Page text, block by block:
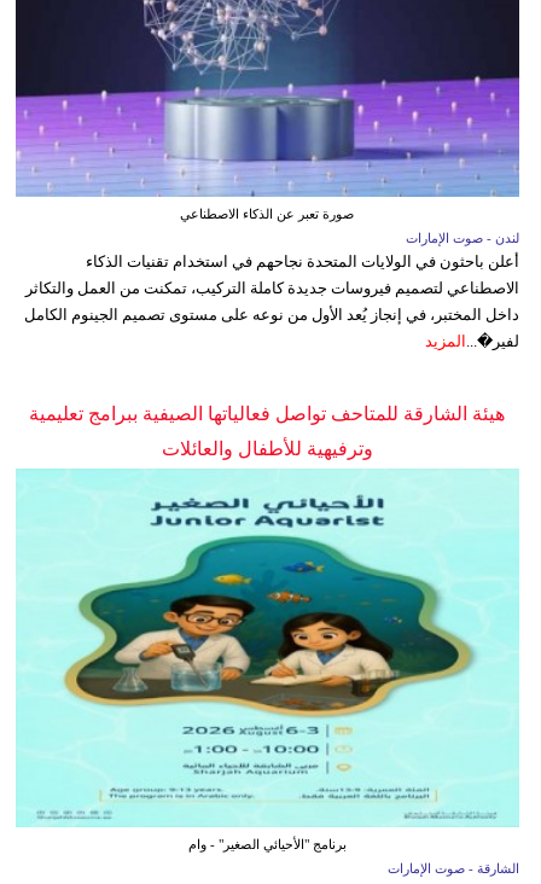
صورة تعبر عن الذكاء الاصطناعي
لندن - صوت الإمارات
أعلن باحثون في الولايات المتحدة نجاحهم في استخدام تقنيات الذكاء
الاصطناعي لتصميم فيروسات جديدة كاملة التركيب، تمكنت من العمل والتكاثر
داخل المختبر، في إنجاز يُعد الأول من نوعه على مستوى تصميم الجينوم الكامل
لفير�... المزيد
هيئة الشارقة للمتاحف تواصل فعالياتها الصيفية ببرامج تعليمية
وترفيهية للأطفال والعائلات
برنامج "الأحيائي الصغير" - وام
الشارقة - صوت الإمارات